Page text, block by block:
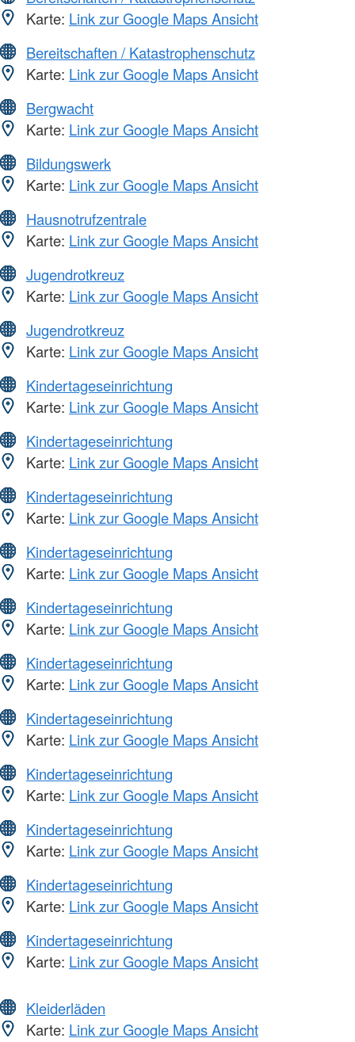
Karte: Link zur Google Maps Ansicht
Bereitschaften / Katastrophenschutz
Karte: Link zur Google Maps Ansicht
Bergwacht
Karte: Link zur Google Maps Ansicht
Bildungswerk
Karte: Link zur Google Maps Ansicht
Hausnotrufzentrale
Karte: Link zur Google Maps Ansicht
Jugendrotkreuz
Karte: Link zur Google Maps Ansicht
Jugendrotkreuz
Karte: Link zur Google Maps Ansicht
Kindertageseinrichtung
Karte: Link zur Google Maps Ansicht
Kindertageseinrichtung
Karte: Link zur Google Maps Ansicht
Kindertageseinrichtung
Karte: Link zur Google Maps Ansicht
Kindertageseinrichtung
Karte: Link zur Google Maps Ansicht
Kindertageseinrichtung
Karte: Link zur Google Maps Ansicht
Kindertageseinrichtung
Karte: Link zur Google Maps Ansicht
Kindertageseinrichtung
Karte: Link zur Google Maps Ansicht
Kindertageseinrichtung
Karte: Link zur Google Maps Ansicht
Kindertageseinrichtung
Karte: Link zur Google Maps Ansicht
Kindertageseinrichtung
Karte: Link zur Google Maps Ansicht
Kindertageseinrichtung
Karte: Link zur Google Maps Ansicht
Kleiderläden
Karte: Link zur Google Maps Ansicht